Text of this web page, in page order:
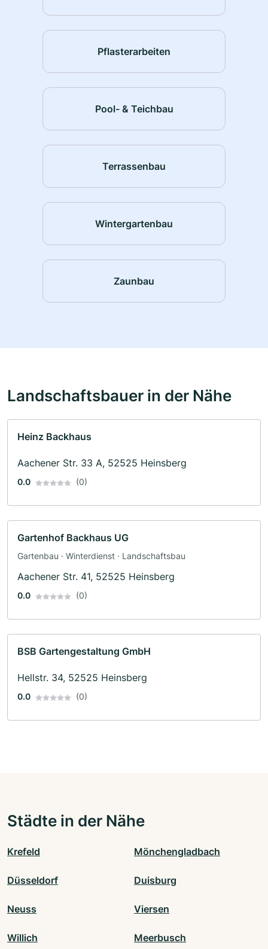
Pflasterarbeiten
Pool- & Teichbau
Terrassenbau
Wintergartenbau
Zaunbau
Landschaftsbauer in der Nähe
Heinz Backhaus
Aachener Str. 33 A, 52525 Heinsberg
0.0 (0)
Gartenhof Backhaus UG
Gartenbau · Winterdienst · Landschaftsbau
Aachener Str. 41, 52525 Heinsberg
0.0 (0)
BSB Gartengestaltung GmbH
Hellstr. 34, 52525 Heinsberg
0.0 (0)
Städte in der Nähe
Krefeld Mönchengladbach
Düsseldorf Duisburg
Neuss Viersen
Willich Meerbusch